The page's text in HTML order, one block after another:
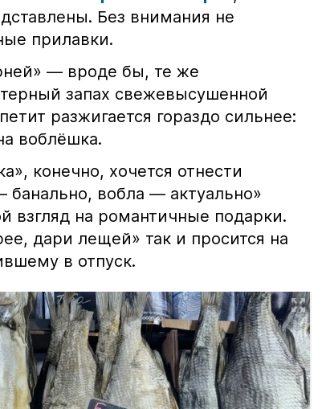
Без внимания не
прилавки.
— вроде бы, те же
запах свежевысушенной
разжигается гораздо сильнее:
воблёшка.
конечно, хочется отнести
вобла — актуально»
взгляд на романтичные подарки.
дари лещей» так и просится на
в отпуск.